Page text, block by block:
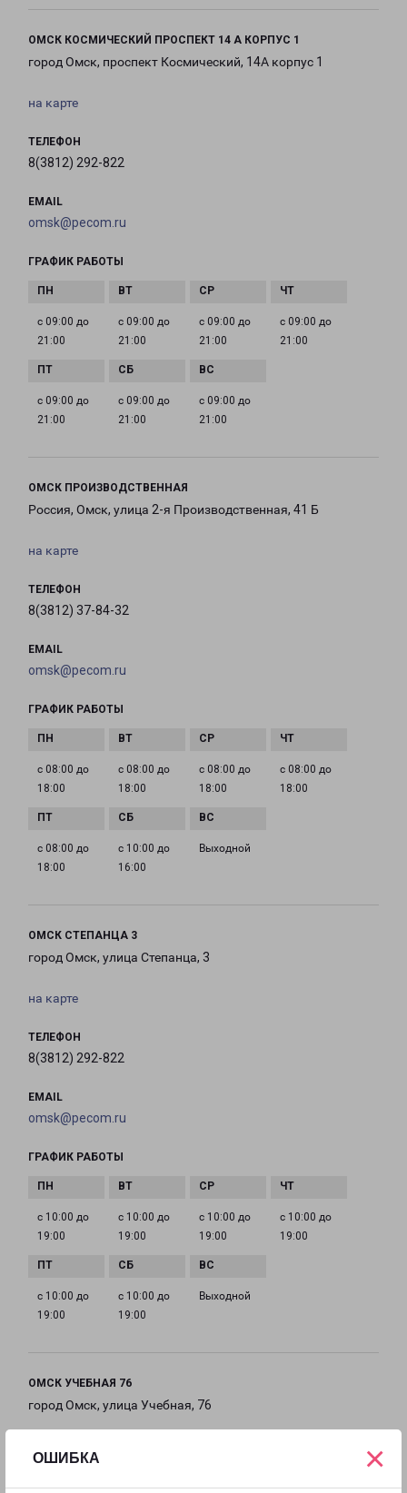
ОШИБКА ×
ОМСК КОСМИЧЕСКИЙ ПРОСПЕКТ 14 А КОРПУС 1
город Омск, проспект Космический, 14А корпус 1
на карте
ТЕЛЕФОН
8(3812) 292-822
EMAIL
omsk@pecom.ru
ГРАФИК РАБОТЫ
с 09:00 до
21:00
с 09:00 до
21:00
с 09:00 до
21:00
с 09:00 до
21:00
с 09:00 до
21:00
с 09:00 до
21:00
с 09:00 до
21:00
ОМСК ПРОИЗВОДСТВЕННАЯ
Россия, Омск, улица 2-я Производственная, 41 Б
на карте
ТЕЛЕФОН
8(3812) 37-84-32
EMAIL
omsk@pecom.ru
ГРАФИК РАБОТЫ
с 08:00 до
18:00
с 08:00 до
18:00
с 08:00 до
18:00
с 08:00 до
18:00
с 08:00 до
18:00
с 10:00 до
16:00
Выходной
ОМСК СТЕПАНЦА 3
город Омск, улица Степанца, 3
на карте
ТЕЛЕФОН
8(3812) 292-822
EMAIL
omsk@pecom.ru
ГРАФИК РАБОТЫ
с 10:00 до
19:00
с 10:00 до
19:00
с 10:00 до
19:00
с 10:00 до
19:00
с 10:00 до
19:00
с 10:00 до
19:00
Выходной
ОМСК УЧЕБНАЯ 76
город Омск, улица Учебная, 76
ТЕЛЕФОН